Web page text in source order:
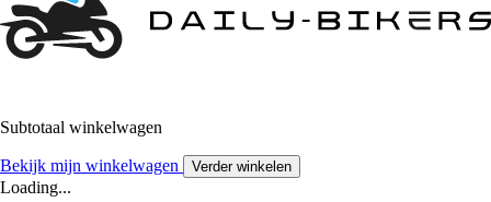
Subtotaal winkelwagen
Bekijk mijn winkelwagen Verder winkelen
Loading...